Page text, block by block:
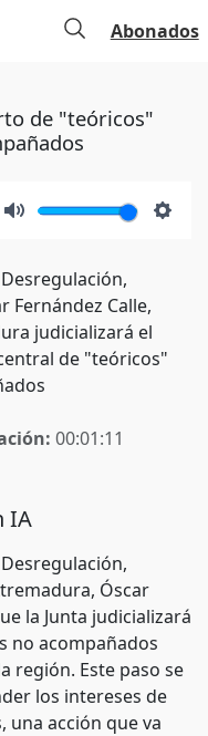
Abonados
de "teóricos"
Fernández Calle,
judicializará el
de "teóricos"
00:01:11
IA
Óscar
la Junta judicializará
no acompañados
región. Este paso se
los intereses de
una acción que va